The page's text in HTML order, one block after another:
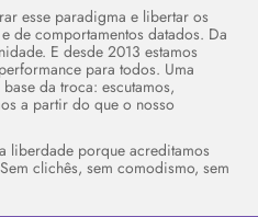
esse paradigma e libertar os
de comportamentos datados. Da
E desde 2013 estamos
para todos. Uma
da troca: escutamos,
a partir do que o nosso
liberdade porque acreditamos
clichês, sem comodismo, sem